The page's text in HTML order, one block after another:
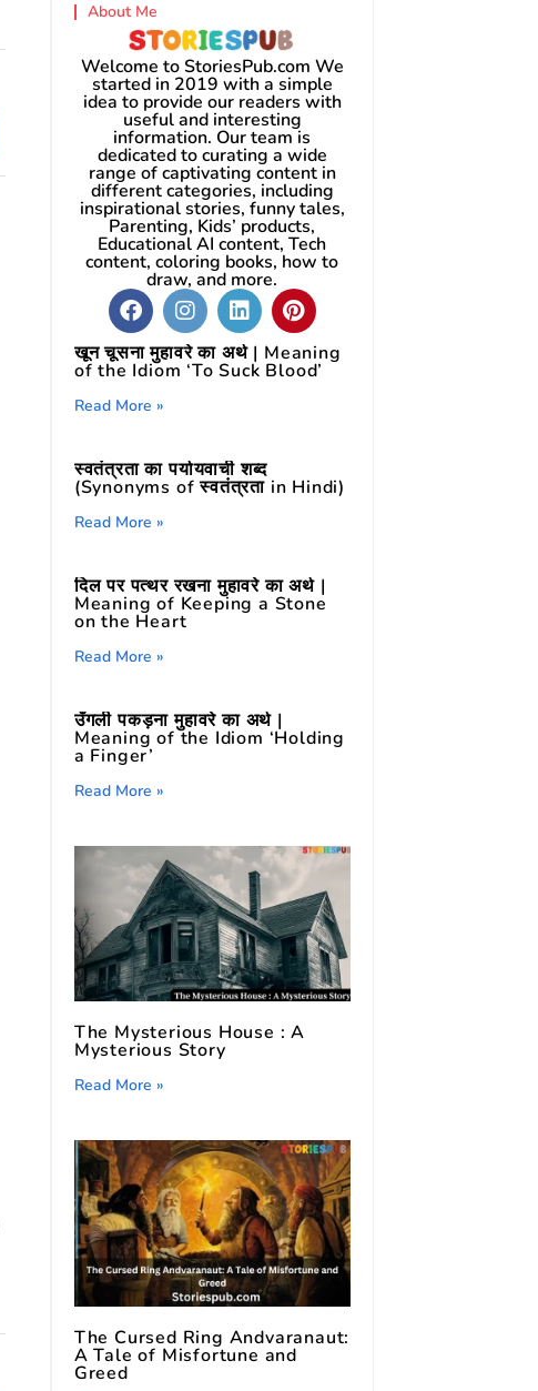
About Me
Welcome to StoriesPub.com We
started in 2019 with a simple
idea to provide our readers with
useful and interesting
information. Our team is
dedicated to curating a wide
range of captivating content in
different categories, including
inspirational stories, funny tales,
Parenting, Kids’ products,
Educational AI content, Tech
content, coloring books, how to
draw, and more.
खून चूसना मुहावरे का अर्थ | Meaning
of the Idiom ‘To Suck Blood’
Read More »
स्वतंत्रता का पर्यायवाची शब्द
(Synonyms of स्वतंत्रता in Hindi)
Read More »
दिल पर पत्थर रखना मुहावरे का अर्थ |
Meaning of Keeping a Stone
on the Heart
Read More »
उँगली पकड़ना मुहावरे का अर्थ |
Meaning of the Idiom ‘Holding
a Finger’
Read More »
The Mysterious House : A
Mysterious Story
Read More »
The Cursed Ring Andvaranaut:
A Tale of Misfortune and
Greed